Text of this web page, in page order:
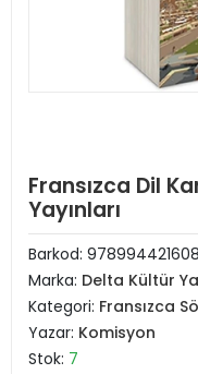
Fransızca Dil
Yayınları
Barkod:
Marka: Delta Kültür
Kategori: Fransızca
Yazar: Komisyon
Stok: 7